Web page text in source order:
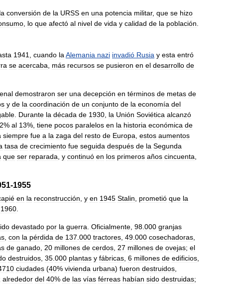
la conversión de la URSS en una potencia militar, que se hizo
, lo que afectó al nivel de vida y calidad de la población.
1941, cuando laAlemania nazi invadió Rusia y esta entró
se acercaba, más recursos se pusieron en el desarrollo de
demostraron ser una decepción en términos de metas de
y de la coordinación de un conjunto de la economía del
. Durante la década de 1930, la Unión Soviética alcanzó
% al 13%, tiene pocos paralelos en la historia económica de
siempre fue a la zaga del resto de Europa, estos aumentos
tasa de crecimiento fue seguida después de la Segunda
que ser reparada, y continuó en los primeros años cincuenta,
-1955
en la reconstrucción, y en 1945 Stalin, prometió que la
1960.
devastado por la guerra. Oficialmente, 98.000 granjas
, con la pérdida de 137.000 tractores, 49.000 cosechadoras,
de ganado, 20 millones de cerdos, 27 millones de ovejas; el
destruidos, 35.000 plantas y fábricas, 6 millones de edificios,
ciudades (40% vivienda urbana) fueron destruidos,
alrededor del 40% de las vías férreas habían sido destruidas;